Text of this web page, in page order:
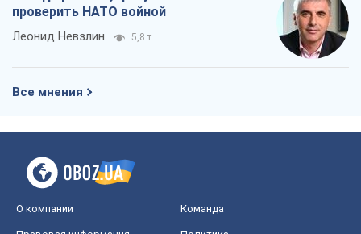
проверить НАТО войной
Леонид Невзлин 5,8 т.
Все мнения
О компании Команда